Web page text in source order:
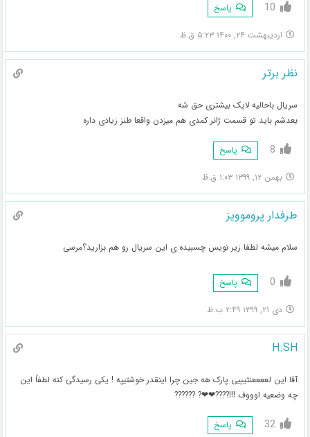
10 پاسخ
اردیبهشت ۲۴, ۱۴۰۰ ۵:۲۳ ق.ظ
نظر برتر
سریال باحالیه لایک بیشتری حق شه
بعدشم باید تو قسمت ژانر کمدی هم میزدن واقعا طنز زیادی داره
8 پاسخ
بهمن ۱۲, ۱۳۹۹ ۱:۰۳ ق.ظ
طرفدار پروموويز
سلام میشه لطفا زیر نویس چسبیده ی این سریال رو هم بزارید؟مرسی
0 پاسخ
دی ۲۱, ۱۳۹۹ ۲:۴۹ ب.ظ
H.SH
آقا این لععععنتیییی پارک هه جین چرا اینقدر خوشتیپه ! یکی رسیدگی کنه لطفاً این
چه وضعیه اوووف !!!????❤❤? ??????
32 پاسخ